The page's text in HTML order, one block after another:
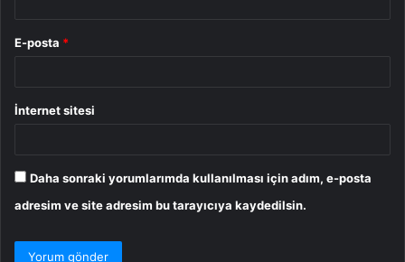
E-posta *
İnternet sitesi
Daha sonraki yorumlarımda kullanılması için adım, e-posta
adresim ve site adresim bu tarayıcıya kaydedilsin.